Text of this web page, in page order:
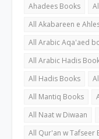
Ahadees Books
All Akabareen e
All Arabic Aqa'aed
All Arabic Hadis
All Hadis Books
All Mantiq Books
All Naat w Diwaan
All Qur'an w Tafseer